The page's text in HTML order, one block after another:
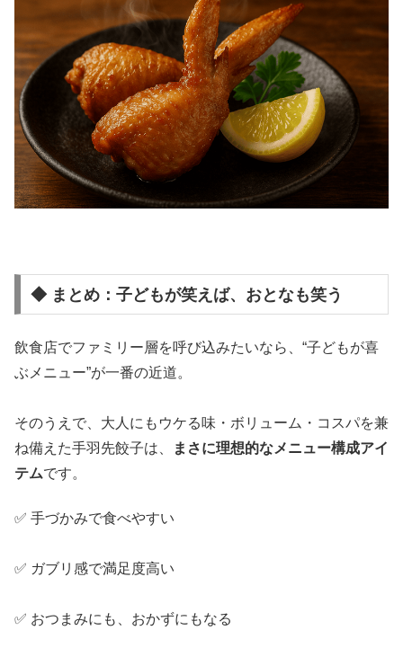
◆ まとめ：子どもが笑えば、おとなも笑う
飲食店でファミリー層を呼び込みたいなら、“子どもが喜
ぶメニュー”が一番の近道。
そのうえで、大人にもウケる味・ボリューム・コスパを兼
ね備えた手羽先餃子は、
まさに理想的なメニュー構成アイ
テムです。
✅ 手づかみで食べやすい
✅ ガブリ感で満足度高い
✅ おつまみにも、おかずにもなる